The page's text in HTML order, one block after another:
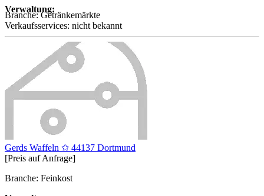
Verwaltung:
Branche:Getränkemärkte
Verkaufsservices: nicht bekannt
Gerds Waffeln ✩ 44137 Dortmund
[Preis auf Anfrage]
Branche: Feinkost